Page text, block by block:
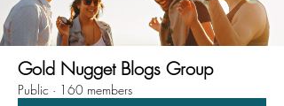
Gold Nugget Blogs Group
Public · 160 members